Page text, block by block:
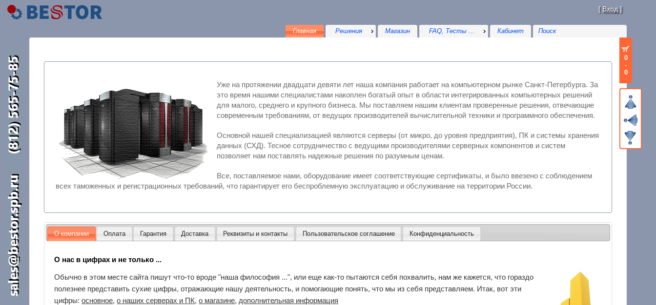
[Вход]
Главная Решения Магазин FAQ, Тесты ... Кабинет
Уже на протяжении двадцати девяти лет наша компания работает на компьютерном рынке Санкт-Петербурга. За
это время нашими специалистами накоплен богатый опыт в области интегрированных компьютерных решений
для малого, среднего и крупного бизнеса. Мы поставляем нашим клиентам проверенные решения, отвечающие
современным требованиям, от ведущих производителей вычислительной техники и программного обеспечения.
Основной нашей специализацией являются серверы (от микро, до уровня предприятия), ПК и системы хранения
данных (СХД). Тесное сотрудничество с ведущими производителями серверных компонентов и систем
позволяет нам поставлять надежные решения по разумным ценам.
Все, поставляемое нами, оборудование имеет соответствующие сертификаты, и было ввезено с соблюдением
всех таможенных и регистрационных требований, что гарантирует его беспроблемную эксплуатацию и обслуживание на территории России.
О компании Оплата Гарантия Доставка Реквизиты и контакты Пользовательское соглашение Конфиденциальность
О нас в цифрах и не только ...
Обычно в этом месте сайта пишут что-то вроде "наша философия ...", или еще как-то пытаются себя похвалить, нам же кажется, что гораздо
полезнее представить сухие цифры, отражающие нашу деятельность, и помогающие понять, что мы из себя представляем. Итак, вот эти
цифры:основное,о наших серверах и ПК,о магазине, дополнительная информация
0
-
0